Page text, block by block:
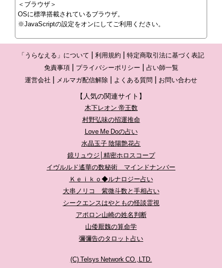
＜ブラウザ＞
OSに標準搭載されているブラウザ。
※JavaScriptの設定をオンにしてご利用ください。
「うらなえる」について 利用規約
特定商取引法に基づく表記
免責事項
プライバシーポリシー
占い師一覧
運営会社
メルマガ配信解除 よくある質問 お問い合わせ
【人気の関連サイト】
木下レオン 帝王数
村野弘味の招運推命
Love Me Doの占い
水晶玉子 陰陽艶花占
鏡リュウジ│精密ホロスコープ
イヴルルド遙華の数秘術 マインドナンバー
Ｋｅｉｋｏ◆ルナロジー占い
大串ノリコ 紫微斗数と手相占い
シークエンスはやともの怪談霊視
アポロン山崎の姓名判断
山倭厭魏の算命学
彌彌告のタロット占い
(C) Telsys Network CO.,LTD.